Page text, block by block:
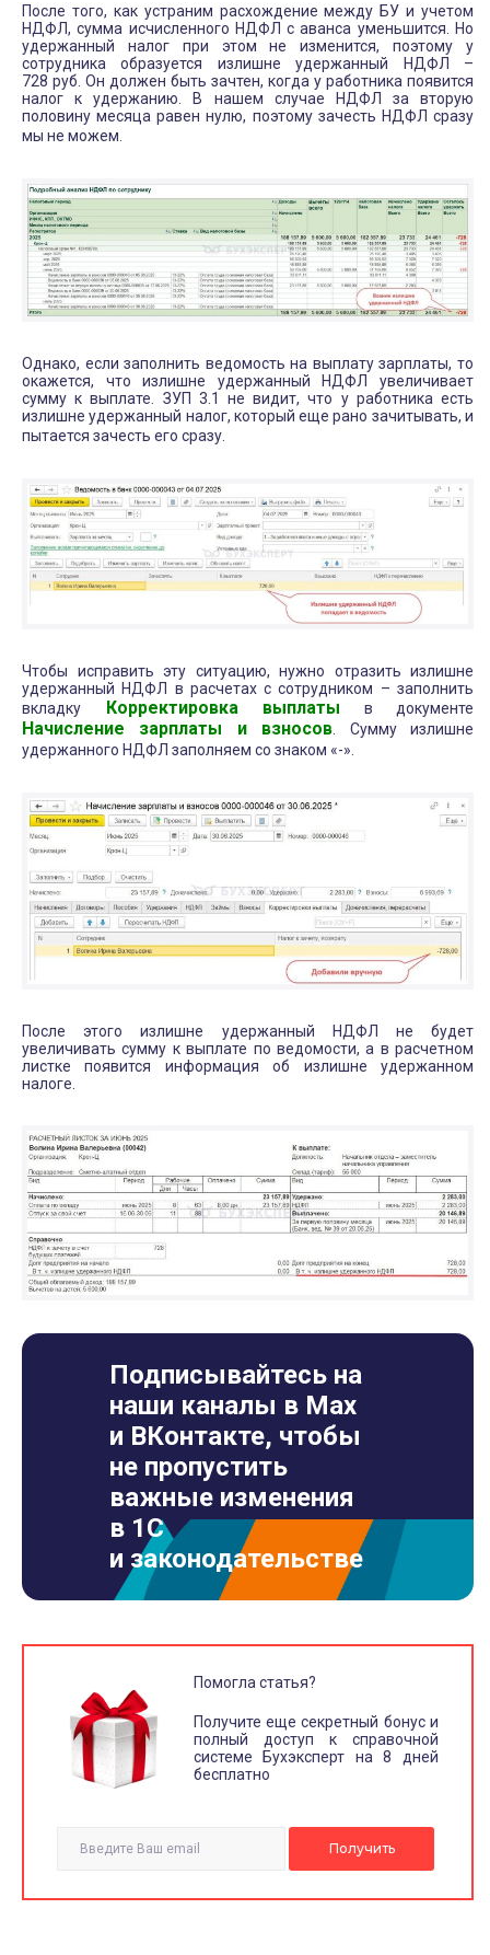
После того, как устраним расхождение между БУ и учетом
НДФЛ, сумма исчисленного НДФЛ с аванса уменьшится. Но
удержанный налог при этом не изменится, поэтому у
сотрудника образуется излишне удержанный НДФЛ –
728 руб. Он должен быть зачтен, когда у работника появится
налог к удержанию. В нашем случае НДФЛ за вторую
половину месяца равен нулю, поэтому зачесть НДФЛ сразу
мы не можем.
Однако, если заполнить ведомость на выплату зарплаты, то
окажется, что излишне удержанный НДФЛ увеличивает
сумму к выплате. ЗУП 3.1 не видит, что у работника есть
излишне удержанный налог, который еще рано зачитывать, и
пытается зачесть его сразу.
Чтобы исправить эту ситуацию, нужно отразить излишне
удержанный НДФЛ в расчетах с сотрудником – заполнить
вкладку
Корректировка выплаты в документе
Начисление зарплаты и взносов . Сумму излишне
удержанного НДФЛ заполняем со знаком «-».
После этого излишне удержанный НДФЛ не будет
увеличивать сумму к выплате по ведомости, а в расчетном
листке появится информация об излишне удержанном
налоге.
Подписывайтесь на
наши каналы в Max
и ВКонтакте, чтобы
не пропустить
важные изменения
в 1С
и законодательстве
Помогла статья?
Получите еще секретный бонус и
полный доступ к справочной
системе Бухэксперт на 8 дней
бесплатно